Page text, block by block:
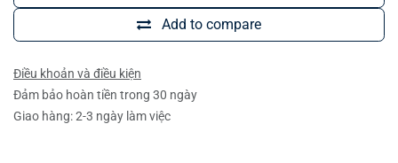
Add to compare
Điều khoản và điều kiện
Đảm bảo hoàn tiền trong 30 ngày
Giao hàng: 2-3 ngày làm việc